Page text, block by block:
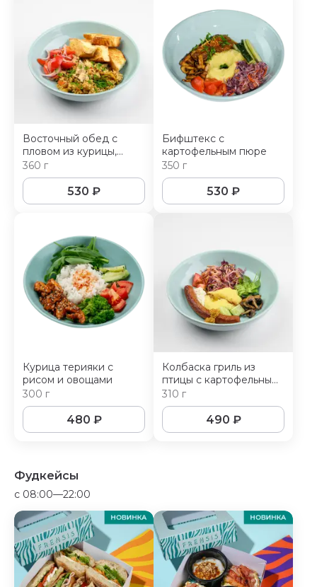
Восточный обед с
пловом из курицы,
салатом ачичук и
узбекскими лепешками
360 г
530 ₽
Бифштекс с
картофельным пюре
350 г
530 ₽
Курица терияки с
рисом и овощами
300 г
480 ₽
Колбаска гриль из
птицы с картофельным
пюре
310 г
490 ₽
Фудкейсы
c 08:00—22:00